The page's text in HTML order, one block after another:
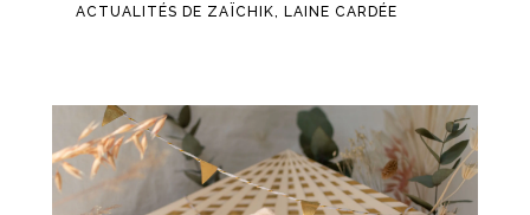
ACTUALITÉS DE ZAÏCHIK, LAINE CARDÉE